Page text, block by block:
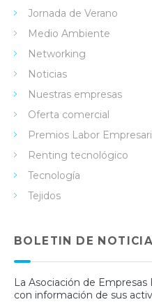
Jornada de Verano
Medio Ambiente
Networking
Noticias
Nuestras empresas
Oferta comercial
Premios Labor
Renting tecnológico
Tecnología
Tejidos
BOLETIN DE
La Asociación de
con información de sus